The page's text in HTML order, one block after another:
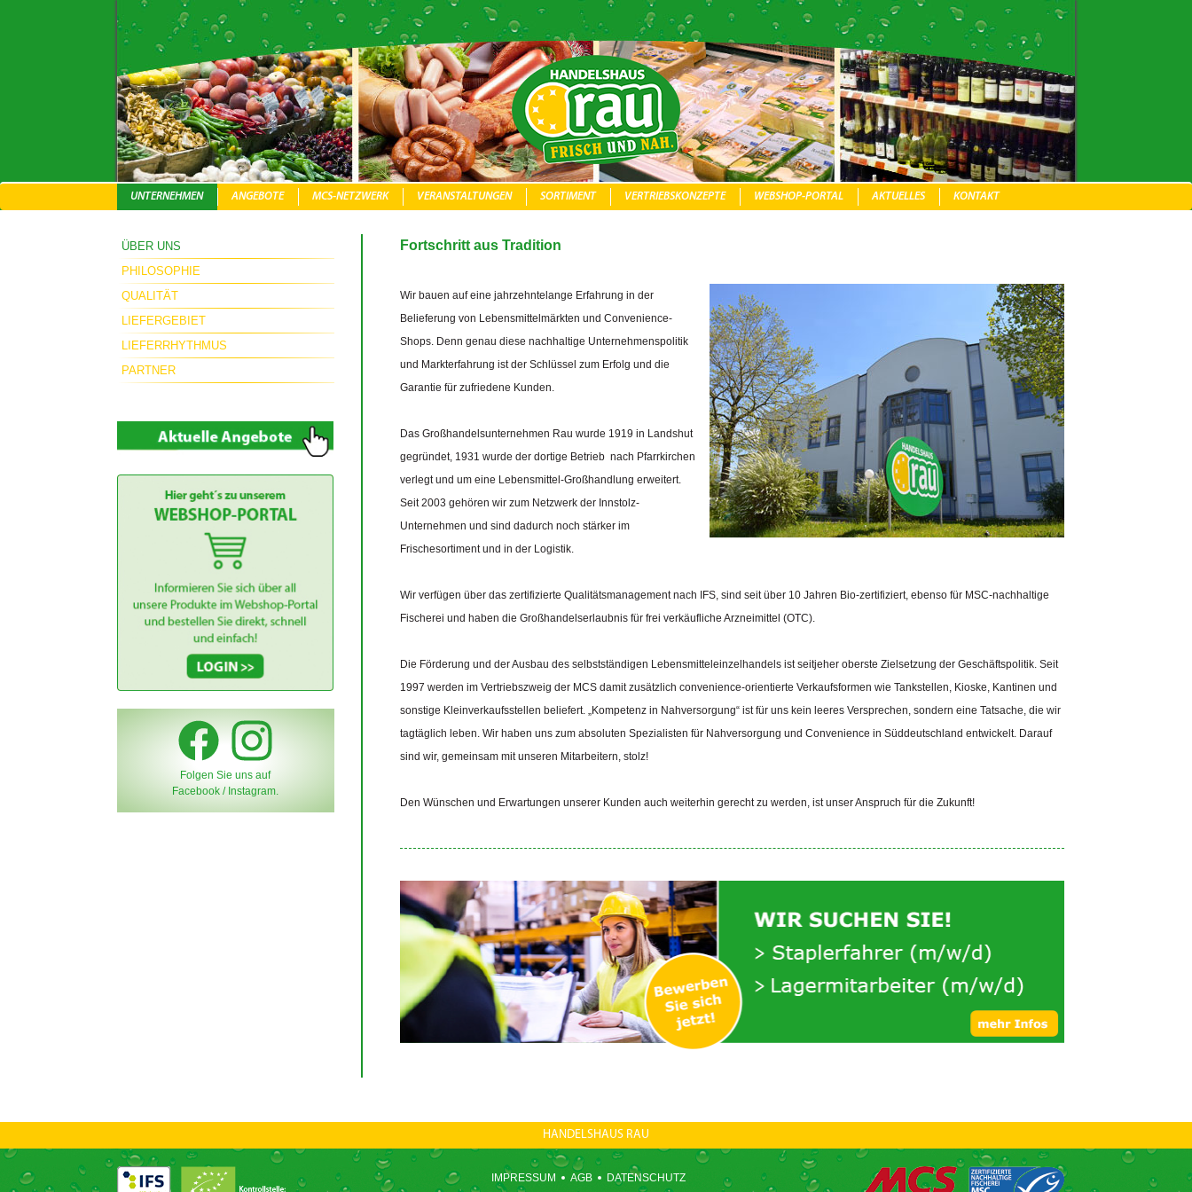
UNTERNEHMEN ANGEBOTE MCS-NETZWERK VERANSTALTUNGEN SORTIMENT VERTRIEBSKONZEPTE WEBSHOP-PORTAL AKTUELLES KONTAKT
ÜBER UNS
PHILOSOPHIE
QUALITÄT
LIEFERGEBIET
LIEFERRHYTHMUS
PARTNER
Folgen Sie uns auf
Facebook / Instagram.
Fortschritt aus Tradition
Wir bauen auf eine jahrzehntelange Erfahrung in der
Belieferung von Lebensmittelmärkten und Convenience-
Shops. Denn genau diese nachhaltige Unternehmenspolitik
und Markterfahrung ist der Schlüssel zum Erfolg und die
Garantie für zufriedene Kunden.
Das Großhandelsunternehmen Rau wurde 1919 in Landshut
gegründet, 1931 wurde der dortige Betrieb nach Pfarrkirchen
verlegt und um eine Lebensmittel-Großhandlung erweitert.
Seit 2003 gehören wir zum Netzwerk der Innstolz-
Unternehmen und sind dadurch noch stärker im
Frischesortiment und in der Logistik.
Wir verfügen über das zertifizierte Qualitätsmanagement nach IFS, sind seit über 10 Jahren Bio-zertifiziert, ebenso für MSC-nachhaltige
Fischerei und haben die Großhandelserlaubnis für frei verkäufliche Arzneimittel (OTC).
Die Förderung und der Ausbau des selbstständigen Lebensmitteleinzelhandels ist seitjeher oberste Zielsetzung der Geschäftspolitik. Seit
1997 werden im Vertriebszweig der MCS damit zusätzlich convenience-orientierte Verkaufsformen wie Tankstellen, Kioske, Kantinen und
sonstige Kleinverkaufsstellen beliefert. „Kompetenz in Nahversorgung“ ist für uns kein leeres Versprechen, sondern eine Tatsache, die wir
tagtäglich leben. Wir haben uns zum absoluten Spezialisten für Nahversorgung und Convenience in Süddeutschland entwickelt. Darauf
sind wir, gemeinsam mit unseren Mitarbeitern, stolz!
Den Wünschen und Erwartungen unserer Kunden auch weiterhin gerecht zu werden, ist unser Anspruch für die Zukunft!
HANDELSHAUS RAU
IMPRESSUM AGB DATENSCHUTZ